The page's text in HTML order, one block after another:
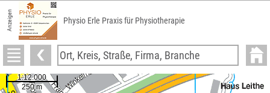
Anzeigen Physio Erle Praxis für Physiotherapie